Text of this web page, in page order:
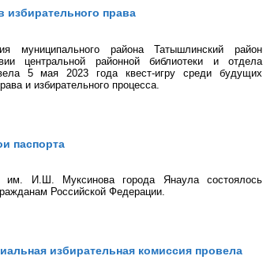
избирательного права
муниципального района Татышлинский район
центральной районной библиотеки и отдела
5 мая 2023 года квест-игру среди будущих
и избирательного процесса.
паспорта
И.Ш. Муксинова города Янаула состоялось
Российской Федерации.
избирательная комиссия провела